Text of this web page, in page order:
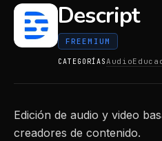
Descript
FREEMIUM
CATEGORÍASAudio
Edición de audio y video
creadores de contenido.